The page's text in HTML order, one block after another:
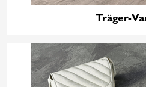
Träger-